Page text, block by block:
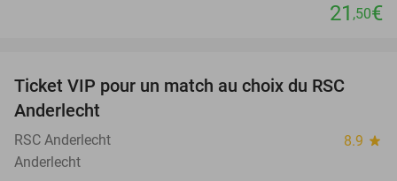
21 ,50€
70%
OUT
Ticket VIP pour un match au choix du RSC
Anderlecht
RSC Anderlecht 8.9 star
Anderlecht